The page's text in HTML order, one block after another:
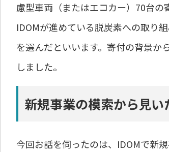
慮型車両（またはエコカー）70台の
IDOMが進めている脱炭素への取り
を選んだといいます。寄付の背景か
しました。
新規事業の模索から見
今回お話を伺ったのは、IDOMで新